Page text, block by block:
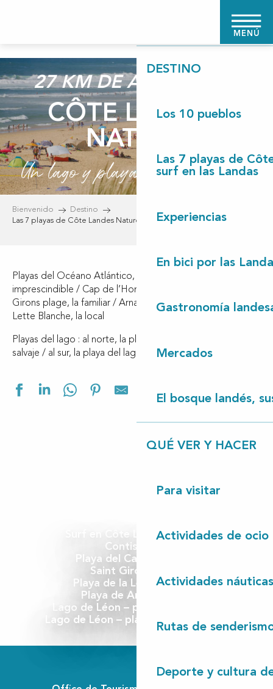
MENÚ
DESTINO
Los 10 pueblos
Las 7 playas de
surf en las Landas
Experiencias
En bici por las
Gastronomía
Mercados
El bosque landés,
QUÉ VER Y HACER
Para visitar
Actividades de ocio
Actividades náuticas
Rutas de
Deporte y cultura
27 KM DE ARENA FINA
CÔTE LANDES
NATURE
Un lago y playas para el surf !
Bienvenido
Destino
Las 7 playas de Côte Landes Nature y el surf en las Landas
Playas del Océano Atlántico, cinco ambientes : Contis, la
imprescindible / Cap de l’Homy, la deportiva / Saint-
Girons plage, la familiar / Arnaoutchot, la naturista / La
Lette Blanche, la local
Playas del lago : al norte, la playa del lago en Vielle, la más
salvaje / al sur, la playa del lago en Léon, la más conocida.
Ajouter aux
Surf en Côte Landes Nature
Contis plage
Playa del Cap de l’Homy
Saint Girons plage
Playa de la Lette Blanche
Playa de Arnaoutchot
Lago de Léon – playa sur del lago
Lago de Léon – playa norte en Vielle